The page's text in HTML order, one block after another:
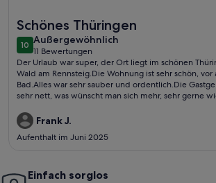
Schönes Thüringen
1010 von 10
Außergewöhnlich
außergewöhnlich
11 Bewertungen
(11
bewertungen)
Der Urlaub war super, der Ort liegt im schönen
Wald am Rennsteig.Die Wohnung ist sehr schön, vor
Bad.Alles war sehr sauber und ordentlich.Die
sehr nett, was wünscht man sich mehr, sehr gerne
Frank J.
Aufenthalt im Juni 2025
Einfach sorglos